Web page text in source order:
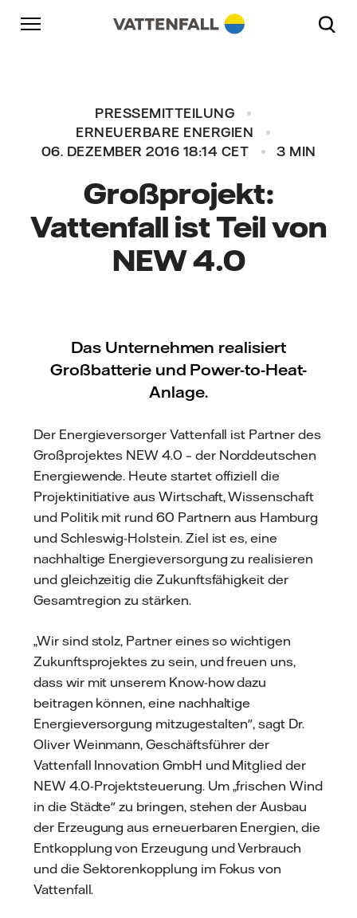
Überspringen
Zurück zur Hauptnavigation
Gehe zur Fußzeile
PRESSEMITTEILUNG
ERNEUERBARE ENERGIEN
06. DEZEMBER 2016 18:14 CET
3 MIN
Großprojekt:
Vattenfall ist Teil von
NEW 4.0
Das Unternehmen realisiert
Großbatterie und Power-to-Heat-
Anlage.
Der Energieversorger Vattenfall ist Partner des
Großprojektes NEW 4.0 – der Norddeutschen
Energiewende. Heute startet offiziell die
Projektinitiative aus Wirtschaft, Wissenschaft
und Politik mit rund 60 Partnern aus Hamburg
und Schleswig-Holstein. Ziel ist es, eine
nachhaltige Energieversorgung zu realisieren
und gleichzeitig die Zukunftsfähigkeit der
Gesamtregion zu stärken.
„Wir sind stolz, Partner eines so wichtigen
Zukunftsprojektes zu sein, und freuen uns,
dass wir mit unserem Know-how dazu
beitragen können, eine nachhaltige
Energieversorgung mitzugestalten", sagt Dr.
Oliver Weinmann, Geschäftsführer der
Vattenfall Innovation GmbH und Mitglied der
NEW 4.0-Projektsteuerung. Um „frischen Wind
in die Städte" zu bringen, stehen der Ausbau
der Erzeugung aus erneuerbaren Energien, die
Entkopplung von Erzeugung und Verbrauch
und die Sektorenkopplung im Fokus von
Vattenfall.
Zurück zur Hauptnavigation